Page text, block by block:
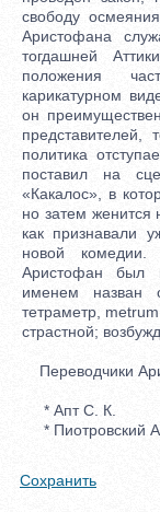
свободу
Аристофана
тогдашней
положения
карикатурном
он
представителей,
политика
поставил на
«Какалос», в
но затем женится
как признавали
новой
Аристофан был
именем назван
тетраметр,
страстной;
Переводчики
* Апт С. К.
* Пиотровский
Сохранить